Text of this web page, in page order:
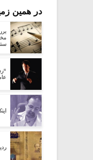
در همین